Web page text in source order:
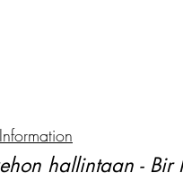
hallintaan - Bir